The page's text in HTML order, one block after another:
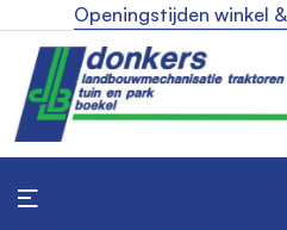
Openingstijden winkel